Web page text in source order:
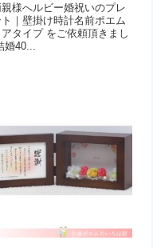
親様へルビー婚祝いのプレ
｜壁掛け時計名前ポエム
タイプ をご依頼頂きまし
婚40...